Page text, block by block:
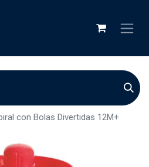
con Bolas Divertidas 12M+